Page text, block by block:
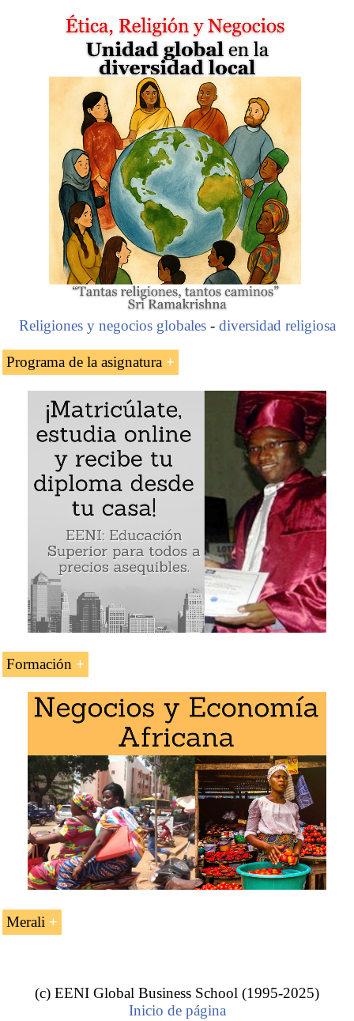
Religiones y negocios globales- diversidad religiosa
Programa de la asignatura
El empresario keniata musulmán Naushad N.
Merali
La empresa de telefonía Kencell
El conglomerado keniata Grupo Sameer
Naushad N. Merali (Kenia)
Formación
La asignatura «Naushad N. Merali (Kenia)» se estudia en
los siguientes programas de EENI Global Business
África Oriental,Economía africana,Hinduismo y
Negocios.
Merali
de Keniata).
(c) EENI Global Business School (1995-2025)
Inicio de página